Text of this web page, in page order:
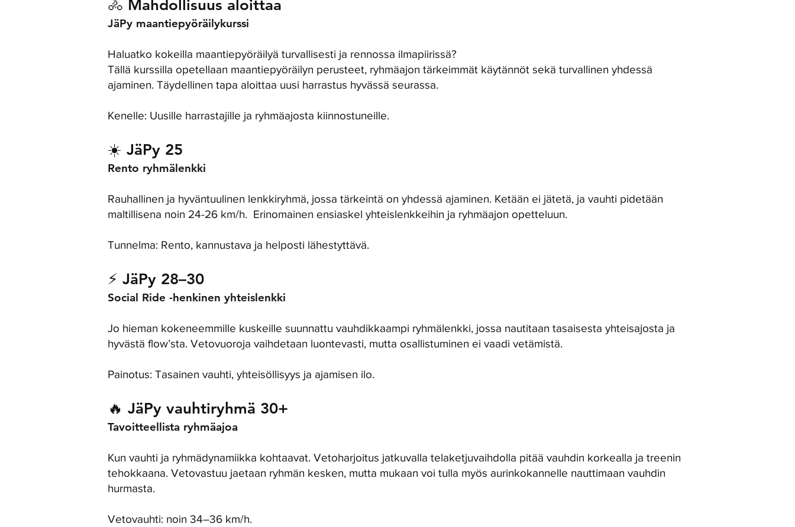
🚴 Mahdollisuus aloittaa
JäPy maantiepyöräilykurssi
Haluatko kokeilla maantiepyöräilyä turvallisesti ja rennossa ilmapiirissä?
Tällä kurssilla opetellaan maantiepyöräilyn perusteet, ryhmäajon tärkeimmät käytännöt sekä turvallinen yhdessä
ajaminen. Täydellinen tapa aloittaa uusi harrastus hyvässä seurassa.
Kenelle: Uusille harrastajille ja ryhmäajosta kiinnostuneille.
☀️ JäPy 25
Rento ryhmälenkki
Rauhallinen ja hyväntuulinen lenkkiryhmä, jossa tärkeintä on yhdessä ajaminen. Ketään ei jätetä, ja vauhti pidetään
maltillisena noin 24-26 km/h. Erinomainen ensiaskel yhteislenkkeihin ja ryhmäajon opetteluun.
Tunnelma: Rento, kannustava ja helposti lähestyttävä.
⚡ JäPy 28–30
Social Ride -henkinen yhteislenkki
Jo hieman kokeneemmille kuskeille suunnattu vauhdikkaampi ryhmälenkki, jossa nautitaan tasaisesta yhteisajosta ja
hyvästä flow’sta. Vetovuoroja vaihdetaan luontevasti, mutta osallistuminen ei vaadi vetämistä.
Painotus: Tasainen vauhti, yhteisöllisyys ja ajamisen ilo.
🔥 JäPy vauhtiryhmä 30+
Tavoitteellista ryhmäajoa
Kun vauhti ja ryhmädynamiikka kohtaavat. Vetoharjoitus jatkuvalla telaketjuvaihdolla pitää vauhdin korkealla ja treenin
tehokkaana. Vetovastuu jaetaan ryhmän kesken, mutta mukaan voi tulla myös aurinkokannelle nauttimaan vauhdin
hurmasta.
Vetovauhti: noin 34–36 km/h.